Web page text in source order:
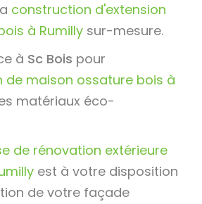
construction d'extension
à Rumilly sur-mesure.
à Sc Bois pour
de maison ossature bois à
matériaux éco-
de rénovation extérieure
est à votre disposition
de votre façade